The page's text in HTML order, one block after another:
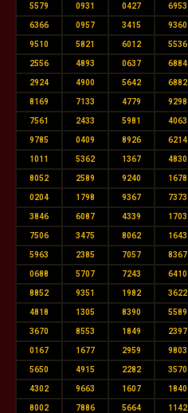
5579 0931 0427 6953
6366 0957 3415 9360
9510 5821 6012 5536
2556 4893 0637 6884
2924 4900 5642 6882
8169 7133 4779 9298
7561 2433 5981 4063
9785 0409 8926 6214
1011 5362 1367 4830
8052 2589 9240 1678
0204 1798 9367 7373
3846 6087 4339 1703
7506 3475 8062 1643
5963 2385 7057 8367
0688 5707 7243 6410
8852 9351 1982 3622
4818 1305 8390 5589
3670 8553 1849 2397
0167 1677 2959 9803
5650 4915 2282 3570
4302 9663 1607 1840
8002 7886 5664 1142